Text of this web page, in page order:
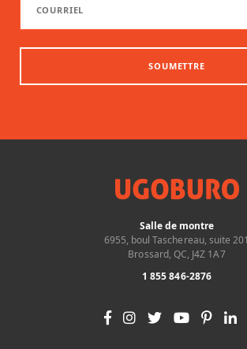
SOUMETTRE
Salle de montre
6955, boul Taschereau, suite 201
Brossard, QC, J4Z 1A7
1 855 846-2876